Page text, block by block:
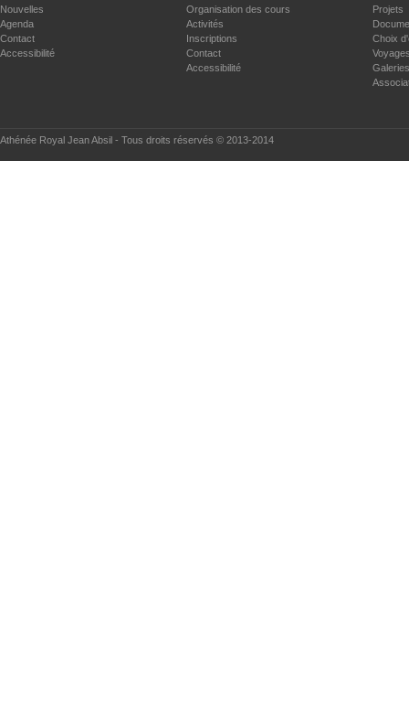
Nouvelles
Agenda
Contact
Accessibilité
Organisation des cours
Activités
Inscriptions
Contact
Accessibilité
Projets
Choix
Athénée Royal Jean Absil - Tous droits réservés © 2013-2014